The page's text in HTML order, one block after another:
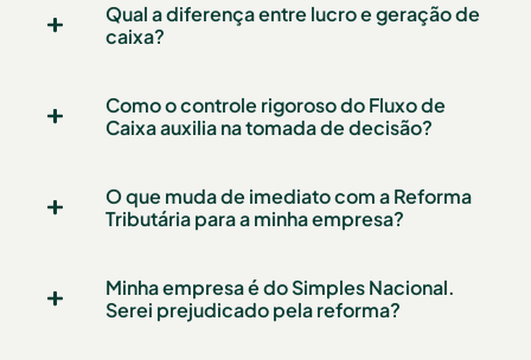
Qual a diferença entre lucro e geração de
caixa?
Como o controle rigoroso do Fluxo de
Caixa auxilia na tomada de decisão?
O que muda de imediato com a Reforma
Tributária para a minha empresa?
Minha empresa é do Simples Nacional.
Serei prejudicado pela reforma?